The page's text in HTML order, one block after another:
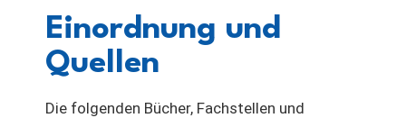
Einordnung und
Quellen
Die folgenden Bücher, Fachstellen und